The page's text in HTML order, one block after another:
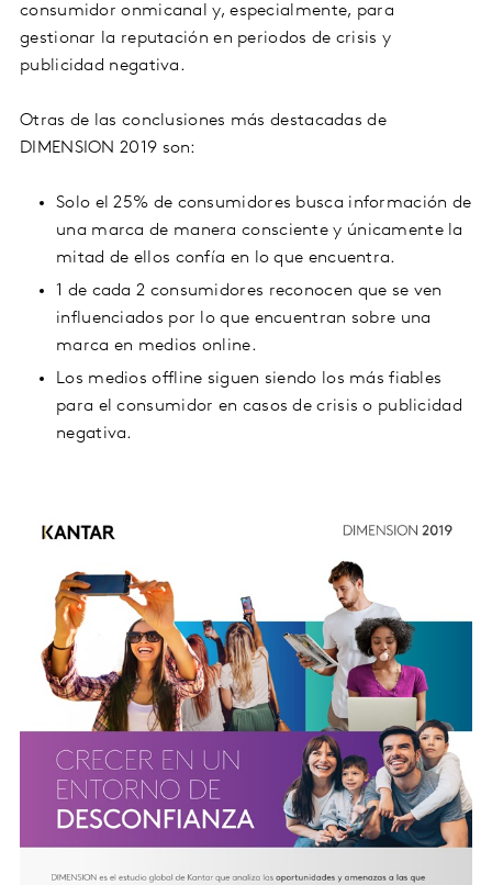
consumidor onmicanal y, especialmente, para
gestionar la reputación en periodos de crisis y
publicidad negativa.
Otras de las conclusiones más destacadas de
DIMENSION 2019 son:
Solo el 25% de consumidores busca información de
una marca de manera consciente y únicamente la
mitad de ellos confía en lo que encuentra.
1 de cada 2 consumidores reconocen que se ven
influenciados por lo que encuentran sobre una
marca en medios online.
Los medios offline siguen siendo los más fiables
para el consumidor en casos de crisis o publicidad
negativa.